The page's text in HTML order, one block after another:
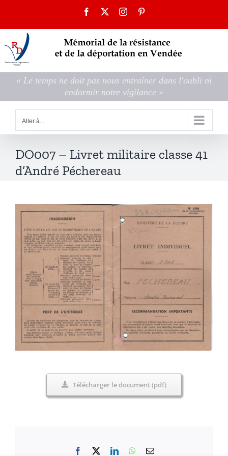
contenu
Facebook Instagram
« Le temps ne doit pas nous entraîner dans l'oubli ni
endormir notre vigilance »
Aller à...
DO007 – Livret militaire classe 41
d’André Péchereau
Télécharger le document (pdf)
Facebook LinkedInWhatsApp
Email